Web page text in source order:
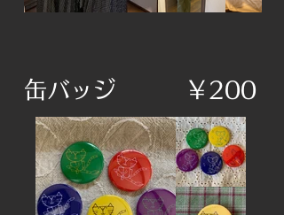
​缶バッジ ￥200